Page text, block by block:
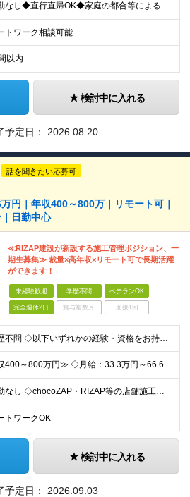
＜転勤なし◆直行直帰OK◆家庭の都合等によるリモートワークも相談可＞ 【勤務先】 ※下記いずれかの配属となります ※希望する勤務地への配属いたします ■本社 東京都港区南青山2-12-14 ユニマ
トワーク相談可能
以内
検討中に入れる
予定日： 2026.08.20
話を聞きたい応募可
円｜年収400～800万｜リモート可｜
日勤中心
≪RIZAP建設が新設する施工管理ポジション、一
期生募集≫ 裁量×高年収×リモート可で長期活躍
ができます！
未経験歓迎 学歴不問 ベテランOK
完全週休2日 賞与複数月 面接1回
◇学歴不問 ◇以下いずれかの経験・資格をお持ちの方 ≪対象経験≫ ・店舗内装工事（フィットネス・飲食・物販など）の施工管理経験 ・電気/空調/給排水工事いずれかの施工管理経験（1年以上目安） ・職長
≪年収400～800万円≫ ◇月給：33.3万円～66.6万円 ◇残業代別途支給 ◇昇給年2回（実力次第でスピード昇給可能） スキル・経験に応じた評価制度 ￣￣￣￣￣￣￣￣￣￣￣￣￣ 新設チームのた
◇転勤なし ◇chocoZAP・RIZAP等の店舗施工を担当 ◇本社もしくは在宅での勤務になります 【本社所在地】 東京都新宿区西新宿8-17-1 住友不動産新宿グランドタワー36F 【転勤につい
トワークOK
検討中に入れる
予定日： 2026.09.03